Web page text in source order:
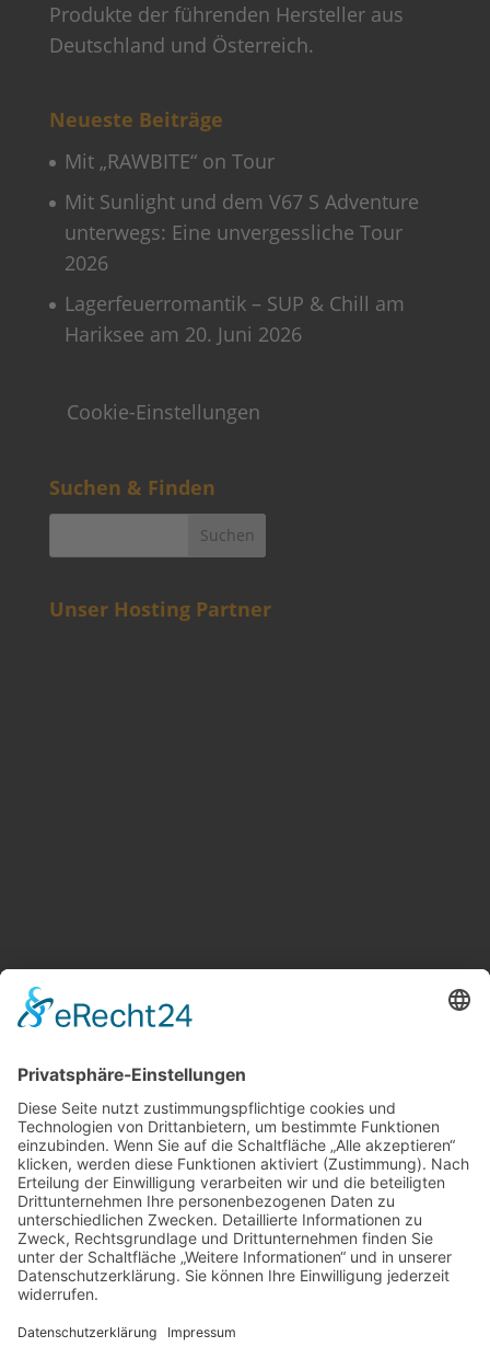
Produkte der führenden Hersteller aus
Deutschland und Österreich.
Neueste Beiträge
Mit „RAWBITE“ on Tour
Mit Sunlight und dem V67 S Adventure
unterwegs: Eine unvergessliche Tour
2026
Lagerfeuerromantik – SUP & Chill am
Hariksee am 20. Juni 2026
Cookie-Einstellungen
Suchen & Finden
Unser Hosting Partner
Weitere Informationen
Kontakt
Newsletter
FAQ
Schlagworte
Datenschutz
Impressum